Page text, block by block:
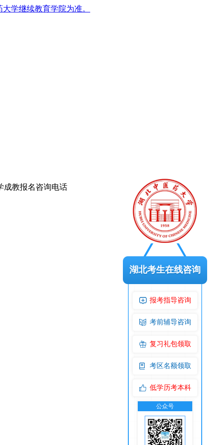
学继续教育学院为准。
湖北考生在线咨询
报考指导咨询
考前辅导咨询
复习礼包领取
考区名额领取
低学历考本科
公众号